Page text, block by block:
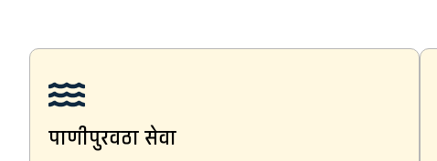
पाणीपुरवठा सेवा